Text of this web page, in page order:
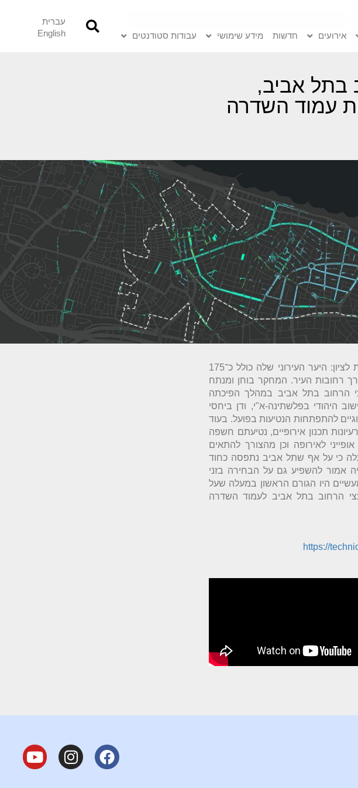
אירועים חדשות מידע שימושי עבודות סטודנטים
עברית
English
בתל אביב,
הצמחת עמוד השדרה
תל אביב היא עיר בעלת תשתיות ירוקות ראויות לציון: היער העירוני שלה כולל כ־175
אלף נטועים לאורך רחובות העיר. המחקר בוחן ומנתח
הרחוב בתל אביב במהלך הפיכתה
היהודי בפלשתינה-א"י, ודן ביחסי
להתפתחות הנטיעות בפועל. בעוד
תכנון אירופיים, נטיעתם חשפה
לאירופה וכן מהצורך להתאים
כי על אף שתל אביב נתפסה כחוד
אמור להשפיע גם על הבחירה בזני
היו הגורם הראשון במעלה שעל
הרחוב בתל אביב לעמוד השדרה
https://